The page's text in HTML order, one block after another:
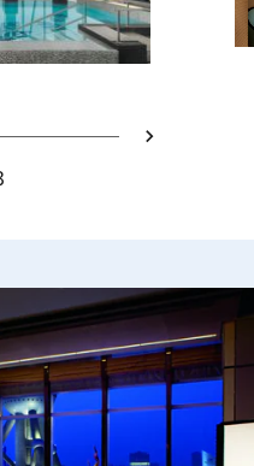
- indoor
灯片 2 - Spa
幻灯片 3 -
下一页